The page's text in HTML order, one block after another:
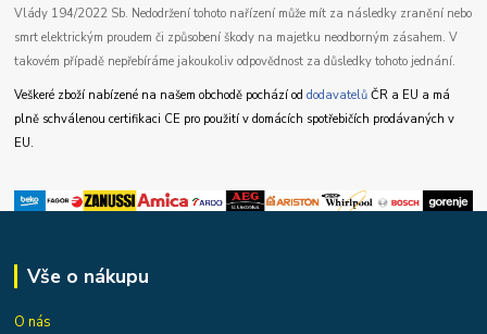
Vlády 194/2022 Sb. Nedodržení tohoto nařízení může mít za následky zranění nebo
smrt elektrickým proudem či způsobení škody na majetku neodborným zásahem. V
takovém případě nepřebíráme jakoukoliv odpovědnost za důsledky tohoto jednání.
Veškeré zboží nabízené na našem obchodě pochází oddodavatelů ČR a EU a má
plně schválenou certifikaci CE pro použití v domácích spotřebičích prodávaných v
EU.
Vše o nákupu
O nás